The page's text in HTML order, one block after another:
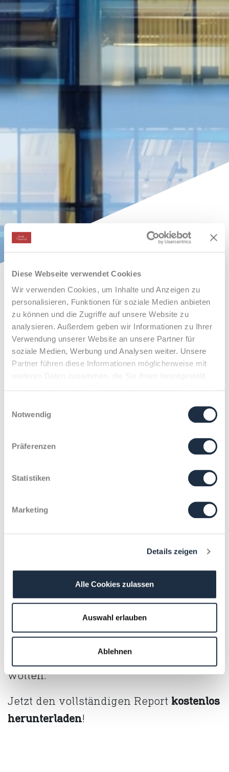
Diese Webseite verwendet Cookies
Wir verwenden Cookies, um Inhalte und Anzeigen zu
personalisieren, Funktionen für soziale Medien anbieten
zu können und die Zugriffe auf unsere Website zu
analysieren. Außerdem geben wir Informationen zu Ihrer
Verwendung unserer Website an unsere Partner für
soziale Medien, Werbung und Analysen weiter. Unsere
Partner führen diese Informationen möglicherweise mit
Notwendig
Präferenzen
Statistiken
Marketing
Details zeigen
Alle Cookies zulassen
Auswahl erlauben
Ablehnen
PROI Transformation
Readiness Index 2025
Jetzt downloaden: Spannende Insights
Unternehmenstransformationen.
Der PROI Transformation Readiness
Index 2025 liefert Benchmarks, Best
Practices und praxisnahe Leitlinien
entlang der vier Säulen Planung,
Führung, Engagement und Monitoring.
Eine wertvolle Orientierung für alle, die
Transformation erfolgreich gestalten
wollen.
Jetzt den vollständigen Report kostenlos
herunterladen!
X